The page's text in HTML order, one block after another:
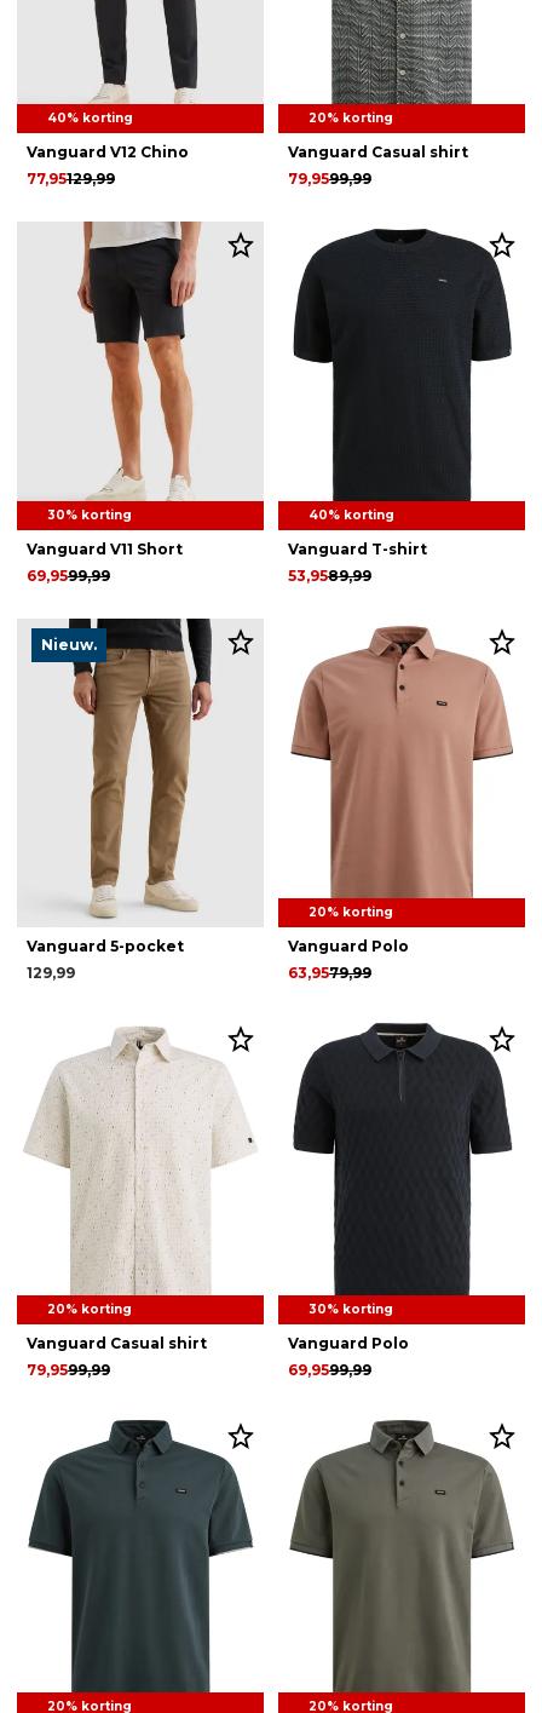
40% korting
Vanguard V12 Chino
129,99
77,95
20% korting
Vanguard Casual shirt
99,99
79,95
30% korting
Vanguard V11 Short
99,99
69,95
40% korting
Vanguard T-shirt
89,99
53,95
Nieuw.
Vanguard 5-pocket
129,99
20% korting
Vanguard Polo
79,99
63,95
20% korting
Vanguard Casual shirt
99,99
79,95
30% korting
Vanguard Polo
99,99
69,95
20% korting 20% korting